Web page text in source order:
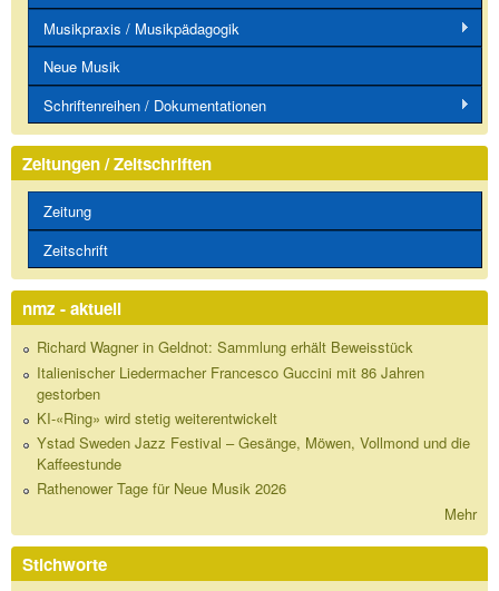
Musikpraxis / Musikpädagogik
Neue Musik
Schriftenreihen / Dokumentationen
Zeitungen / Zeitschriften
Zeitung
Zeitschrift
nmz - aktuell
Richard Wagner in Geldnot: Sammlung erhält Beweisstück
Italienischer Liedermacher Francesco Guccini mit 86 Jahren
gestorben
KI-«Ring» wird stetig weiterentwickelt
Ystad Sweden Jazz Festival – Gesänge, Möwen, Vollmond und die
Kaffeestunde
Rathenower Tage für Neue Musik 2026
Mehr
Stichworte